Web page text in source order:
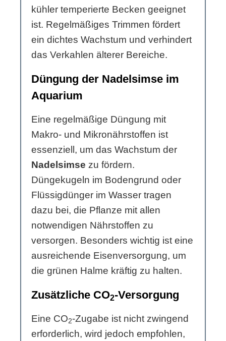
kühler temperierte Becken geeignet
ist. Regelmäßiges Trimmen fördert
ein dichtes Wachstum und verhindert
das Verkahlen älterer Bereiche.
Düngung der Nadelsimse im
Aquarium
Eine regelmäßige Düngung mit
Makro- und Mikronährstoffen ist
essenziell, um das Wachstum der
Nadelsimse zu fördern.
Düngekugeln im Bodengrund oder
Flüssigdünger im Wasser tragen
dazu bei, die Pflanze mit allen
notwendigen Nährstoffen zu
versorgen. Besonders wichtig ist eine
ausreichende Eisenversorgung, um
die grünen Halme kräftig zu halten.
Zusätzliche CO2-Versorgung
Eine CO2-Zugabe ist nicht zwingend
erforderlich, wird jedoch empfohlen,